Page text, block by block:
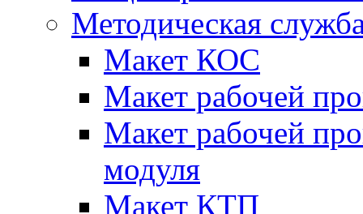
Методическая
Макет КОС
Макет рабочей
Макет рабочей
модуля
Макет КТП